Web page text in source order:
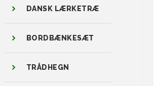
DANSK LÆRKETRÆ
BORDBÆNKESÆT
TRÅDHEGN